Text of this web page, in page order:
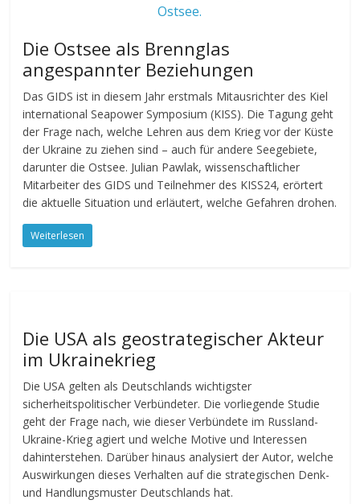
Die Ostsee als Brennglas
angespannter Beziehungen
Das GIDS ist in diesem Jahr erstmals Mitausrichter des Kiel
international Seapower Symposium (KISS). Die Tagung geht
der Frage nach, welche Lehren aus dem Krieg vor der Küste
der Ukraine zu ziehen sind – auch für andere Seegebiete,
darunter die Ostsee. Julian Pawlak, wissenschaftlicher
Mitarbeiter des GIDS und Teilnehmer des KISS24, erörtert
die aktuelle Situation und erläutert, welche Gefahren drohen.
Weiterlesen
Die USA als geostrategischer Akteur
im Ukrainekrieg
Die USA gelten als Deutschlands wichtigster
sicherheitspolitischer Verbündeter. Die vorliegende Studie
geht der Frage nach, wie dieser Verbündete im Russland-
Ukraine-Krieg agiert und welche Motive und Interessen
dahinterstehen. Darüber hinaus analysiert der Autor, welche
Auswirkungen dieses Verhalten auf die strategischen Denk-
und Handlungsmuster Deutschlands hat.